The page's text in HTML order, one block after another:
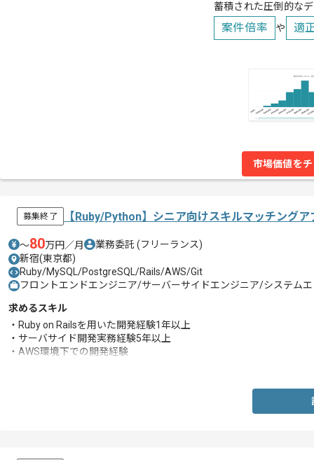
蓄積された圧倒的な
案件倍率 や 適
市場価値を
募集終了 【Ruby/Python】シニア向けスキルマッチング
〜80万円／月 業務委託 (フリーランス)
新宿(東京都)
Ruby/MySQL/PostgreSQL/Rails/AWS/Git
フロントエンドエンジニア/サーバーサイドエンジニア/システム
求めるスキル
・Ruby on Railsを用いた開発経験1年以上
・サーバサイド開発実務経験5年以上
・AWS環境下での開発経験